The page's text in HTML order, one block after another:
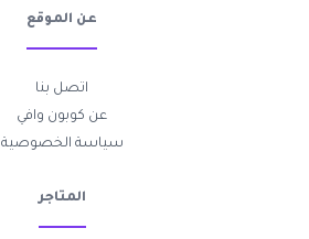
عن الموقع
اتصل بنا
عن كوبون وافي
سياسة الخصوصية
المتاجر